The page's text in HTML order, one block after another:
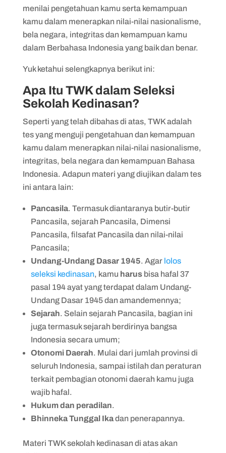
menilai pengetahuan kamu serta kemampuan
kamu dalam menerapkan nilai-nilai nasionalisme,
bela negara, integritas dan kemampuan kamu
dalam Berbahasa Indonesia yang baik dan benar.
Yuk ketahui selengkapnya berikut ini:
Apa Itu TWK dalam Seleksi
Sekolah Kedinasan?
Seperti yang telah dibahas di atas, TWK adalah
tes yang menguji pengetahuan dan kemampuan
kamu dalam menerapkan nilai-nilai nasionalisme,
integritas, bela negara dan kemampuan Bahasa
Indonesia. Adapun materi yang diujikan dalam tes
ini antara lain:
Pancasila. Termasuk diantaranya butir-butir
Pancasila, sejarah Pancasila, Dimensi
Pancasila, filsafat Pancasila dan nilai-nilai
Pancasila;
Undang-Undang Dasar 1945. Agar lolos
seleksi kedinasan, kamu harusbisa hafal 37
pasal 194 ayat yang terdapat dalam Undang-
Undang Dasar 1945 dan amandemennya;
Sejarah. Selain sejarah Pancasila, bagian ini
juga termasuk sejarah berdirinya bangsa
Indonesia secara umum;
Otonomi Daerah. Mulai dari jumlah provinsi di
seluruh Indonesia, sampai istilah dan peraturan
terkait pembagian otonomi daerah kamu juga
wajib hafal.
Hukum dan peradilan.
Bhinneka Tunggal Ikadan penerapannya.
Materi TWK sekolah kedinasan di atas akan